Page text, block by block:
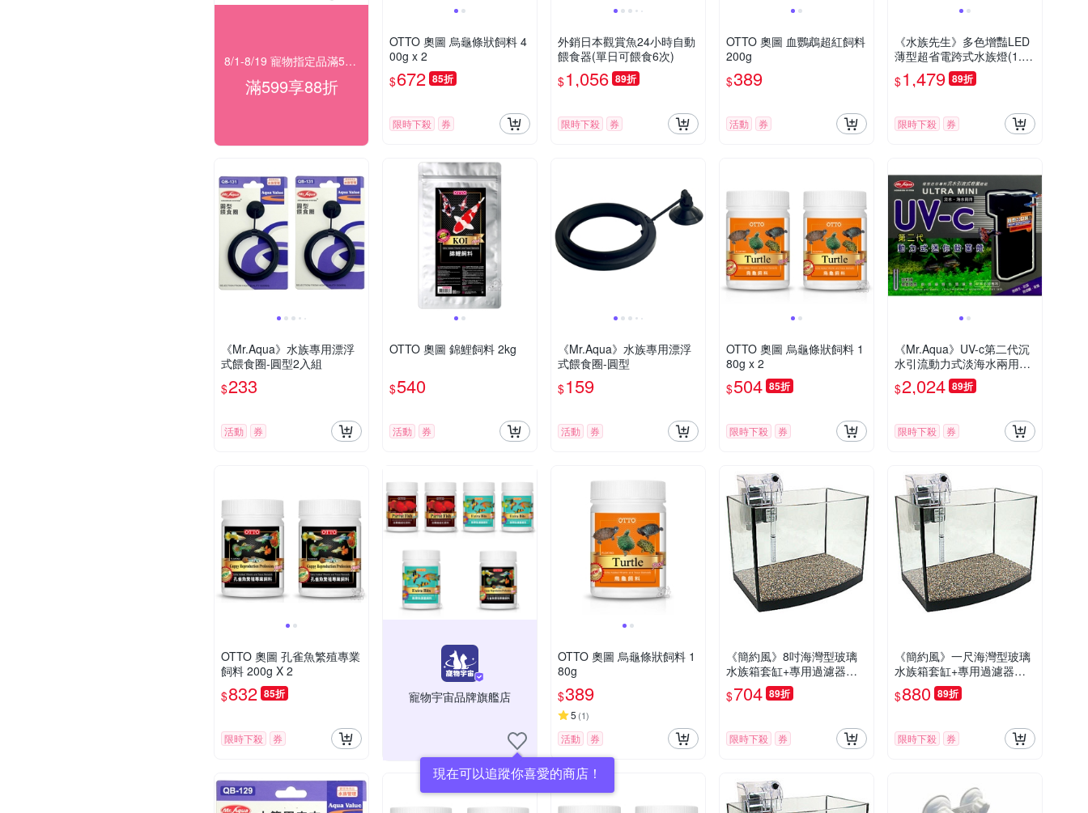
8/1-8/19 寵物指定品滿599享88折
滿599享88折
OTTO 奧圖 烏龜條狀飼料 4
00g x 2
$672 85折
限時下殺 券
外銷日本觀賞魚24小時自動
餵食器(單日可餵食6次)
$1,056 89折
限時下殺 券
OTTO 奧圖 血鸚鵡超紅飼料
200g
$389
活動 券
《水族先生》多色增豔LED
薄型超省電跨式水族燈(1.5
尺)
$1,479 89折
限時下殺 券
《Mr.Aqua》水族專用漂浮
式餵食圈-圓型2入組
$233
活動 券
OTTO 奧圖 錦鯉飼料 2kg
$540
活動 券
《Mr.Aqua》水族專用漂浮
式餵食圈-圓型
$159
活動 券
OTTO 奧圖 烏龜條狀飼料 1
80g x 2
$504 85折
限時下殺 券
《Mr.Aqua》UV-c第二代沉
水引流動力式淡海水兩用迷
你殺菌燈
$2,024 89折
限時下殺 券
OTTO 奧圖 孔雀魚繁殖專業
飼料 200g X 2
$832 85折
限時下殺 券
寵物宇宙品牌旗艦店
現在可以追蹤你喜愛的商店！
OTTO 奧圖 烏龜條狀飼料 1
80g
$389
5 (1)
活動 券
《簡約風》8吋海灣型玻璃
水族箱套缸+專用過濾器
（台灣缸）
$704 89折
限時下殺 券
《簡約風》一尺海灣型玻璃
水族箱套缸+專用過濾器
（台灣缸）
$880 89折
限時下殺 券